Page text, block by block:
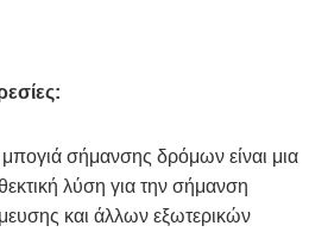
σήμανσης δρόμων είναι μια
λύση για την σήμανση
και άλλων εξωτερικών